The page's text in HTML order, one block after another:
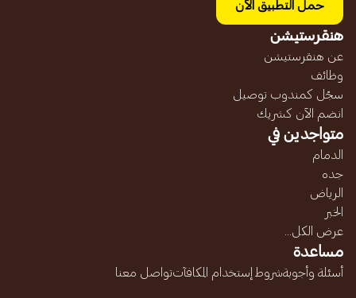
حمل التطبيق الآن
هنقرستيشن
عن هنقرستيشن
وظائف
سجّل كمندوب توصيل
انضم الآن كشريك
متواجدين في
الدمام
جده
الرياض
الخبر
عرض الكل...
مساعدة
أسئلة وأجوبةشروط إستخدام المكافآتتواصل معنا